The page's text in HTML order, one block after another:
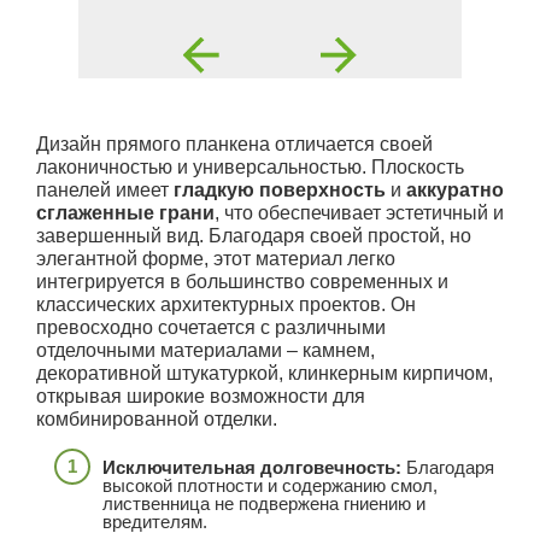
Дизайн прямого планкена отличается своей
лаконичностью и универсальностью. Плоскость
панелей имеет гладкую поверхность и аккуратно
сглаженные грани, что обеспечивает эстетичный и
завершенный вид. Благодаря своей простой, но
элегантной форме, этот материал легко
интегрируется в большинство современных и
классических архитектурных проектов. Он
превосходно сочетается с различными
отделочными материалами – камнем,
декоративной штукатуркой, клинкерным кирпичом,
открывая широкие возможности для
комбинированной отделки.
Исключительная долговечность: Благодаря
высокой плотности и содержанию смол,
лиственница не подвержена гниению и
вредителям.